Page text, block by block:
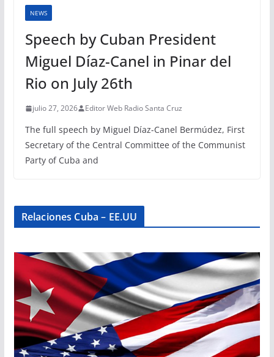
NEWS
Speech by Cuban President
Miguel Díaz-Canel in Pinar del
Rio on July 26th
julio 27, 2026 Editor Web Radio Santa Cruz
The full speech by Miguel Díaz-Canel Bermúdez, First
Secretary of the Central Committee of the Communist
Party of Cuba and
Relaciones Cuba – EE.UU